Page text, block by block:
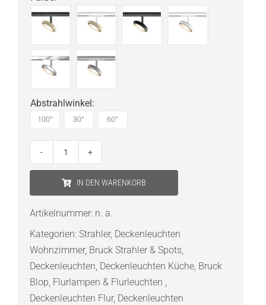
Abstrahlwinkel:
100° 30° 60°
ALL-
IN
Schiene
Menge
IN DEN WARENKORB
Artikelnummer: n. a.
Kategorien: Strahler, Deckenleuchten
Wohnzimmer, Bruck Strahler & Spots,
Deckenleuchten, Deckenleuchten Küche, Bruck
Blop, Flurlampen & Flurleuchten ,
Deckenleuchten Flur, Deckenleuchten